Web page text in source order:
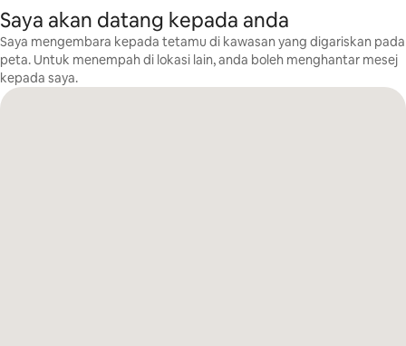
Saya akan datang kepada anda
Saya mengembara kepada tetamu di kawasan yang digariskan pada
peta. Untuk menempah di lokasi lain, anda boleh menghantar mesej
kepada saya.